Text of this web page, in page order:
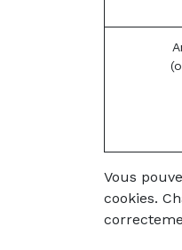
Vous
cookies.